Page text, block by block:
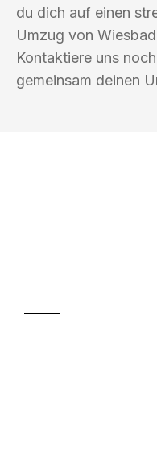
du dich auf einen
Umzug von
Kontaktiere uns
gemeinsam deinen